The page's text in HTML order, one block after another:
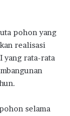
pohon yang
realisasi
yang rata-rata
selama